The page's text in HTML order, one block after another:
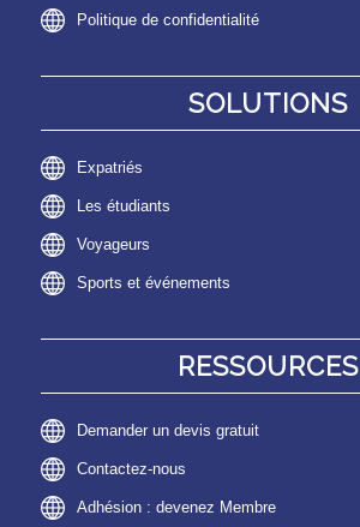
Politique de confidentialité
SOLUTIONS
Expatriés
Les étudiants
Voyageurs
Sports et événements
RESSOURCES
Demander un devis gratuit
Contactez-nous
Adhésion : devenez Membre